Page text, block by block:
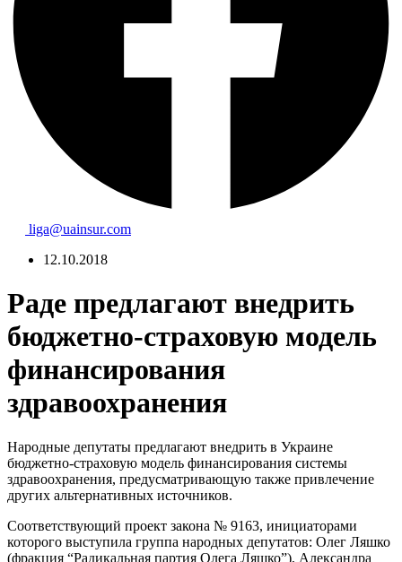
liga@uainsur.com
12.10.2018
Раде предлагают внедрить
бюджетно-страховую модель
финансирования
здравоохранения
Народные депутаты предлагают внедрить в Украине
бюджетно-страховую модель финансирования системы
здравоохранения, предусматривающую также привлечение
других альтернативных источников.
Соответствующий проект закона № 9163, инициаторами
которого выступила группа народных депутатов: Олег Ляшко
(фракция “Радикальная партия Олега Ляшко”), Александра